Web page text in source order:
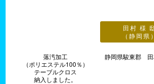
田村 様
（静岡県）
落汚加工
（ポリエステル100％）
テーブルクロス
納入しました。
静岡県駿東郡 田